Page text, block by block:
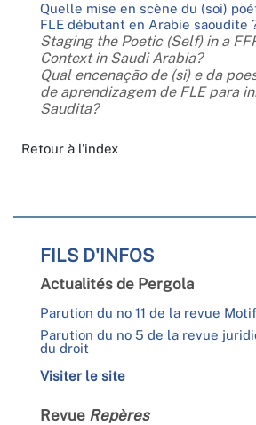
Quelle mise en scène du (soi)
FLE débutant en Arabie saoudite
Staging the Poetic (Self) in a
Context in Saudi Arabia?
Qual encenação de (si) e da
de aprendizagem de FLE para
Saudita?
Retour à l’index
FILS D'INFOS
Actualités de Pergola
Parution du no 11 de la revue
Parution du no 5 de la revue
du droit
Visiter le site
Revue Repères